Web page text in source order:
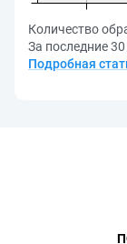
Количество
За последние
Подробная